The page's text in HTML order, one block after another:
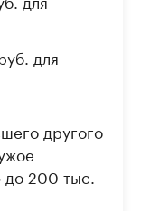
для
другого
200 тыс.